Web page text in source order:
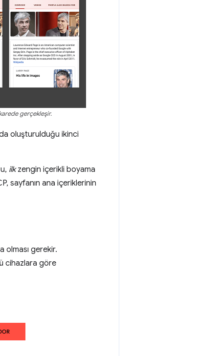
gerçekleşir.
oluşturulduğu ikinci
ilkzengin içerikli boyama
sayfanın ana içeriklerinin
olması gerekir.
cihazlara göre